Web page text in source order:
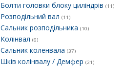
Болти головки блоку циліндрів (11)
Розподільний вал (11)
Сальник розподільника (10)
Колінвал (6)
Сальник коленвала (37)
Шків колінвалу / Демфер (21)